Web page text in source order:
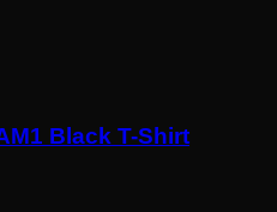
Black T-Shirt